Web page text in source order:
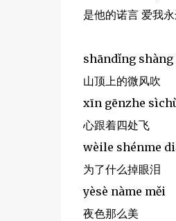
是他的诺言 爱我
shāndǐng
山顶上的微风吹
xīn gēnzhe
心跟着四处飞
wèile shénme
为了什么掉眼泪
yèsè nàme měi
夜色那么美